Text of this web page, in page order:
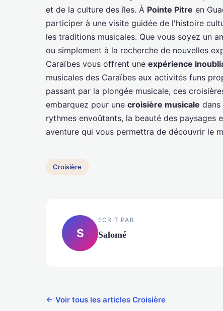
et de la culture des îles. À Pointe Pitre en
participer à une visite guidée de l'histoire
les traditions musicales. Que vous soyez un
ou simplement à la recherche de nouvelles
Caraïbes vous offrent une expérience
musicales des Caraïbes aux activités funs
passant par la plongée musicale, ces
embarquez pour une croisière musicale
rythmes envoûtants, la beauté des paysages
aventure qui vous permettra de découvrir le
Croisière
S
ECRIT PAR
Salomé
← Voir tous les articles Croisière